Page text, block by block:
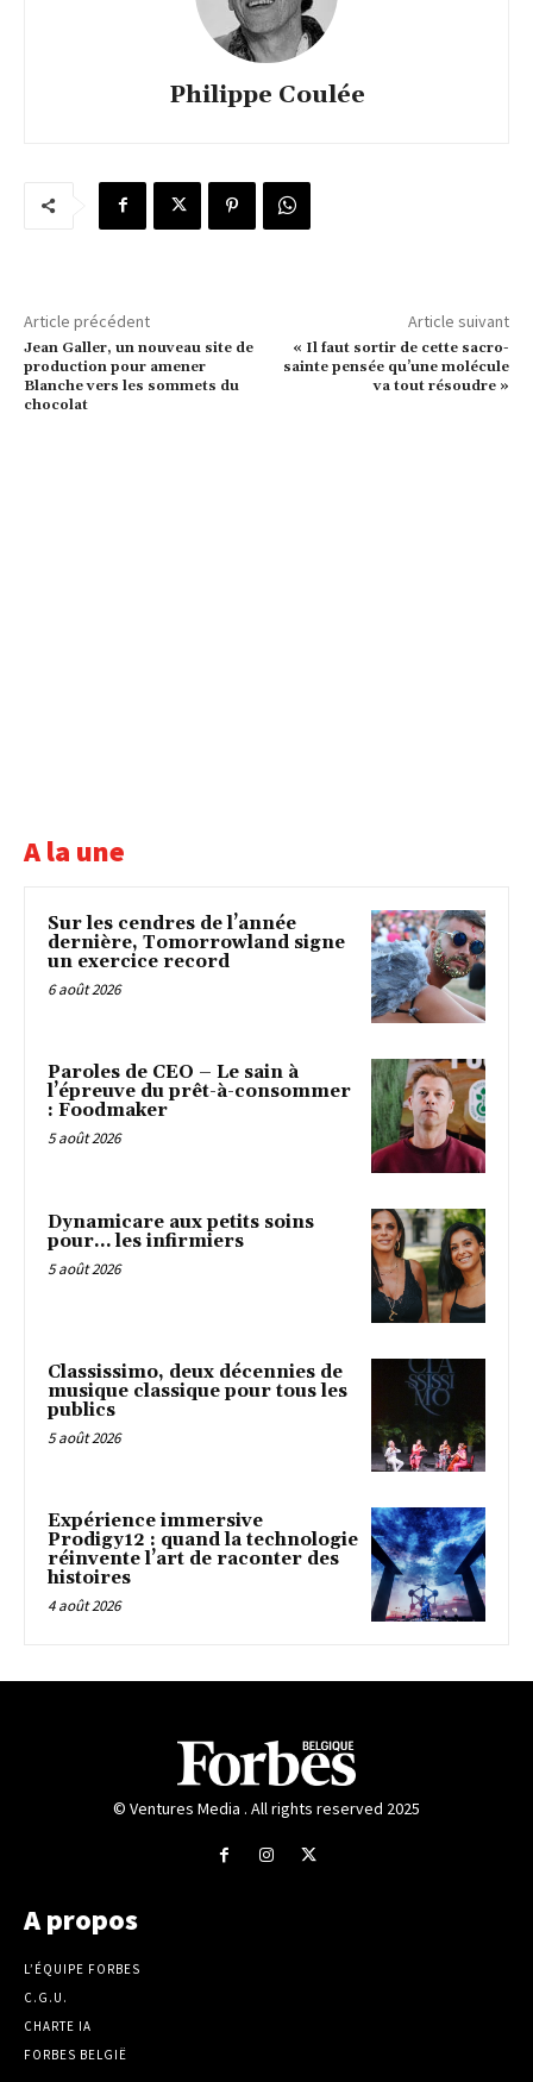
Philippe Coulée
Article précédent
Jean Galler, un nouveau site de
production pour amener
Blanche vers les sommets du
chocolat
Article suivant
« Il faut sortir de cette sacro-
sainte pensée qu’une molécule
va tout résoudre »
A la une
Sur les cendres de l’année
dernière, Tomorrowland signe
un exercice record
6 août 2026
Paroles de CEO – Le sain à
l’épreuve du prêt-à-consommer
: Foodmaker
5 août 2026
Dynamicare aux petits soins
pour… les infirmiers
5 août 2026
Classissimo, deux décennies de
musique classique pour tous les
publics
5 août 2026
Expérience immersive
Prodigy12 : quand la technologie
réinvente l’art de raconter des
histoires
4 août 2026
© Ventures Media . All rights reserved 2025
A propos
L’ÉQUIPE FORBES
C.G.U.
CHARTE IA
FORBES BELGIË